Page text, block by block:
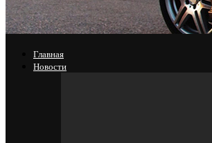
Главная
Новости